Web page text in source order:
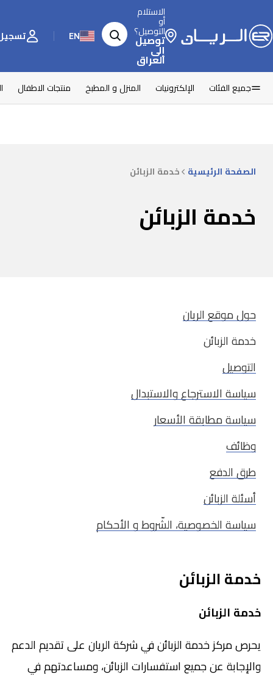
الاستلام
أو
التوصيل؟
توصيل
إلى
العراق
EN تسجيل
جميع الفئات الإلكترونيات المنزل و المطبخ منتجات الاطفال
الصفحة الرئيسية خدمة الزبائن
خدمة الزبائن
حول موقع الريان
خدمة الزبائن
التوصيل
سياسة الاسترجاع والاستبدال
سياسة مطابقة الأسعار
وظائف
طرق الدفع
أسئلة الزبائن
سياسة الخصوصية، الشّروط و الأحكام
خدمة الزبائن
خدمة الزبائن
يحرص مركز خدمة الزبائن في شركة الريان على تقديم الدعم
والإجابة عن جميع استفسارات الزبائن، ومساعدتهم في